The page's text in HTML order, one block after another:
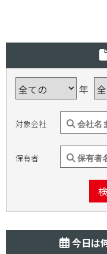
年
対象会社
保有者
今日は